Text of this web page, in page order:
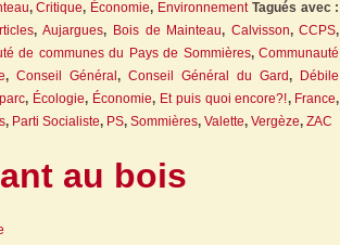
,Critique, Économie, EnvironnementTagués avec :
,Aujargues, Bois de Mainteau, Calvisson,CCPS,
de communes du Pays de Sommières,Communauté
,Conseil Général,Conseil Général du Gard,
Débile
, Écologie, Économie, Et puis quoi encore?!, France,
, Parti Socialiste, PS,Sommières,Valette,Vergèze,ZAC
au bois